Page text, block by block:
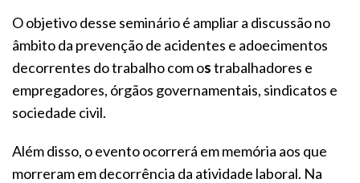
O objetivo desse seminário é ampliar a discussão no
âmbito da prevenção de acidentes e adoecimentos
decorrentes do trabalho com ostrabalhadores e
empregadores, órgãos governamentais, sindicatos e
sociedade civil.
Além disso, o evento ocorrerá em memória aos que
morreram em decorrência da atividade laboral. Na